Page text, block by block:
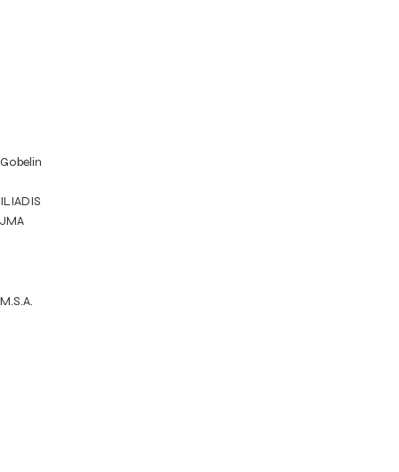
Gobelin
ILIADIS
JMA
M.S.A.